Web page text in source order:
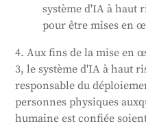
système d'IA à haut
pour être mises en
4. Aux fins de la mise en
3, le système d'IA à haut
responsable du
personnes physiques
humaine est confiée